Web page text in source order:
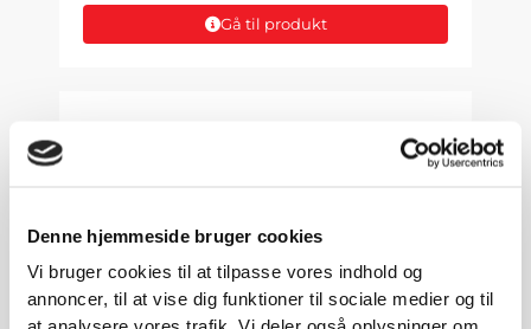
Denne hjemmeside bruger cookies
Vi bruger cookies til at tilpasse vores indhold og
annoncer, til at vise dig funktioner til sociale medier og til
Gå til produkt